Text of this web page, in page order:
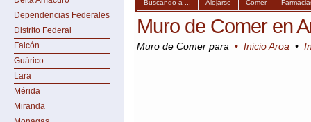
Dependencias Federales
Distrito Federal
Falcón
Guárico
Lara
Mérida
Miranda
Buscando a ... Alojarse Comer
Muro de Comer en
Muro de Comer para • Inicio Aroa •